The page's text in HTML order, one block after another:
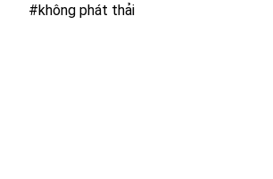
#không phát thải